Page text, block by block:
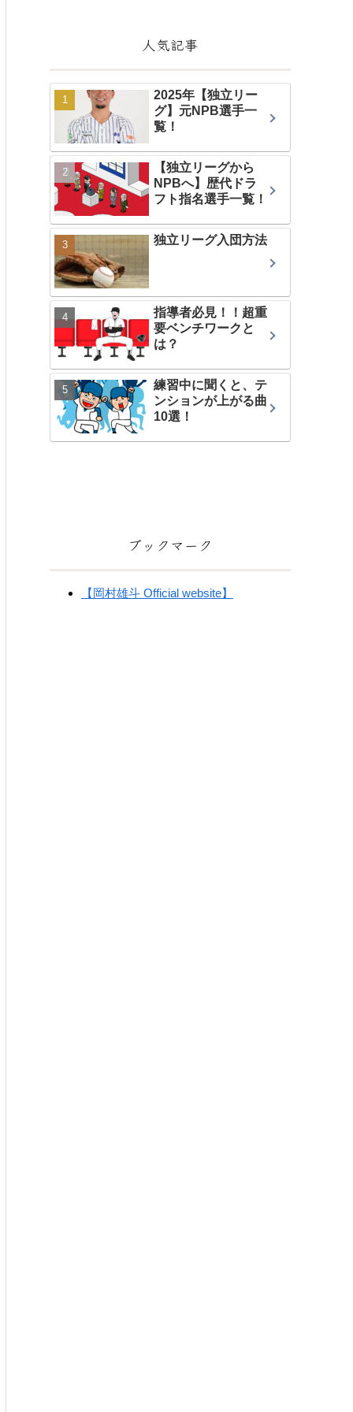
人気記事
2025年【独立リー
グ】元NPB選手一
覧！
【独立リーグから
NPBへ】歴代ドラ
フト指名選手一覧！
独立リーグ入団方法
指導者必見！！超重
要ベンチワークと
は？
練習中に聞くと、テ
ンションが上がる曲
10選！
ブックマーク
【岡村雄斗 Official website】